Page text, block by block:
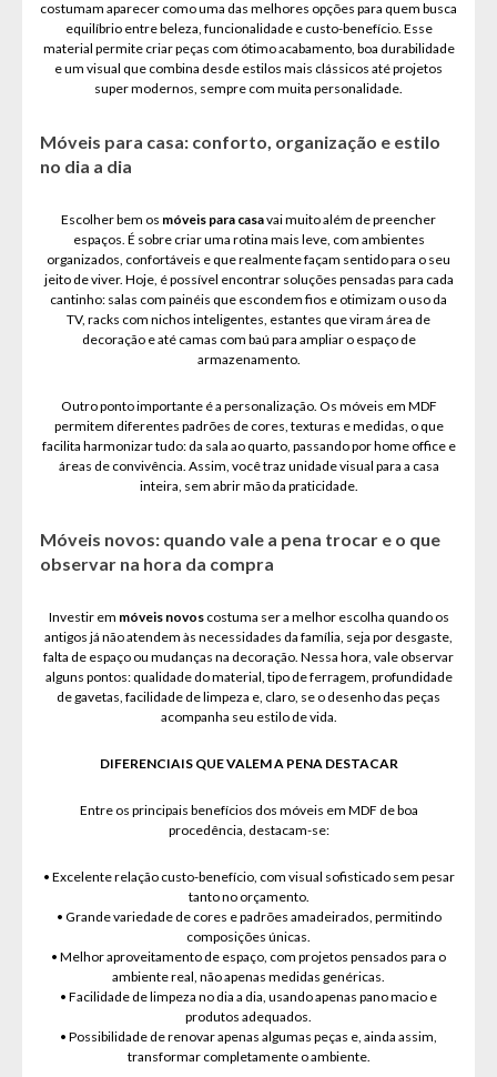
costumam aparecer como uma das melhores opções para quem busca
equilíbrio entre beleza, funcionalidade e custo-benefício. Esse
material permite criar peças com ótimo acabamento, boa durabilidade
e um visual que combina desde estilos mais clássicos até projetos
super modernos, sempre com muita personalidade.
Móveis para casa: conforto, organização e estilo
no dia a dia
Escolher bem os móveis para casavai muito além de preencher
espaços. É sobre criar uma rotina mais leve, com ambientes
organizados, confortáveis e que realmente façam sentido para o seu
jeito de viver. Hoje, é possível encontrar soluções pensadas para cada
cantinho: salas com painéis que escondem fios e otimizam o uso da
TV, racks com nichos inteligentes, estantes que viram área de
decoração e até camas com baú para ampliar o espaço de
armazenamento.
Outro ponto importante é a personalização. Os móveis em MDF
permitem diferentes padrões de cores, texturas e medidas, o que
facilita harmonizar tudo: da sala ao quarto, passando por home office e
áreas de convivência. Assim, você traz unidade visual para a casa
inteira, sem abrir mão da praticidade.
Móveis novos: quando vale a pena trocar e o que
observar na hora da compra
Investir em móveis novoscostuma ser a melhor escolha quando os
antigos já não atendem às necessidades da família, seja por desgaste,
falta de espaço ou mudanças na decoração. Nessa hora, vale observar
alguns pontos: qualidade do material, tipo de ferragem, profundidade
de gavetas, facilidade de limpeza e, claro, se o desenho das peças
acompanha seu estilo de vida.
DIFERENCIAIS QUE VALEM A PENA DESTACAR
Entre os principais benefícios dos móveis em MDF de boa
procedência, destacam-se:
• Excelente relação custo-benefício, com visual sofisticado sem pesar
tanto no orçamento.
• Grande variedade de cores e padrões amadeirados, permitindo
composições únicas.
• Melhor aproveitamento de espaço, com projetos pensados para o
ambiente real, não apenas medidas genéricas.
• Facilidade de limpeza no dia a dia, usando apenas pano macio e
produtos adequados.
• Possibilidade de renovar apenas algumas peças e, ainda assim,
transformar completamente o ambiente.